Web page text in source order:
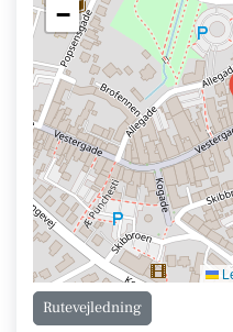
−
Rutevejledning